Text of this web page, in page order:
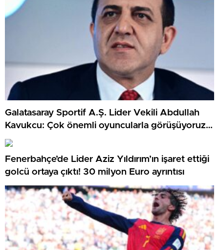
Galatasaray Sportif A.Ş. Lider Vekili Abdullah
Kavukcu: Çok önemli oyuncularla görüşüyoruz,
para harcayacağız
Fenerbahçe’de Lider Aziz Yıldırım’ın işaret ettiği
golcü ortaya çıktı! 30 milyon Euro ayrıntısı